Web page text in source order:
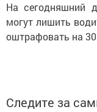
На сегодняшний
могут лишить
оштрафовать на
Следите за